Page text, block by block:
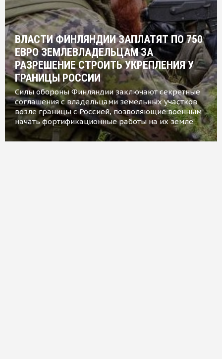
ВЛАСТИ ФИНЛЯНДИИ ЗАПЛАТЯТ ПО 750
ЕВРО ЗЕМЛЕВЛАДЕЛЬЦАМ ЗА
РАЗРЕШЕНИЕ СТРОИТЬ УКРЕПЛЕНИЯ У
ГРАНИЦЫ РОССИИ
Силы обороны Финляндии заключают секретные
соглашения с владельцами земельных участков
возле границы с Россией, позволяющие военным
начать фортификационные работы на их земле